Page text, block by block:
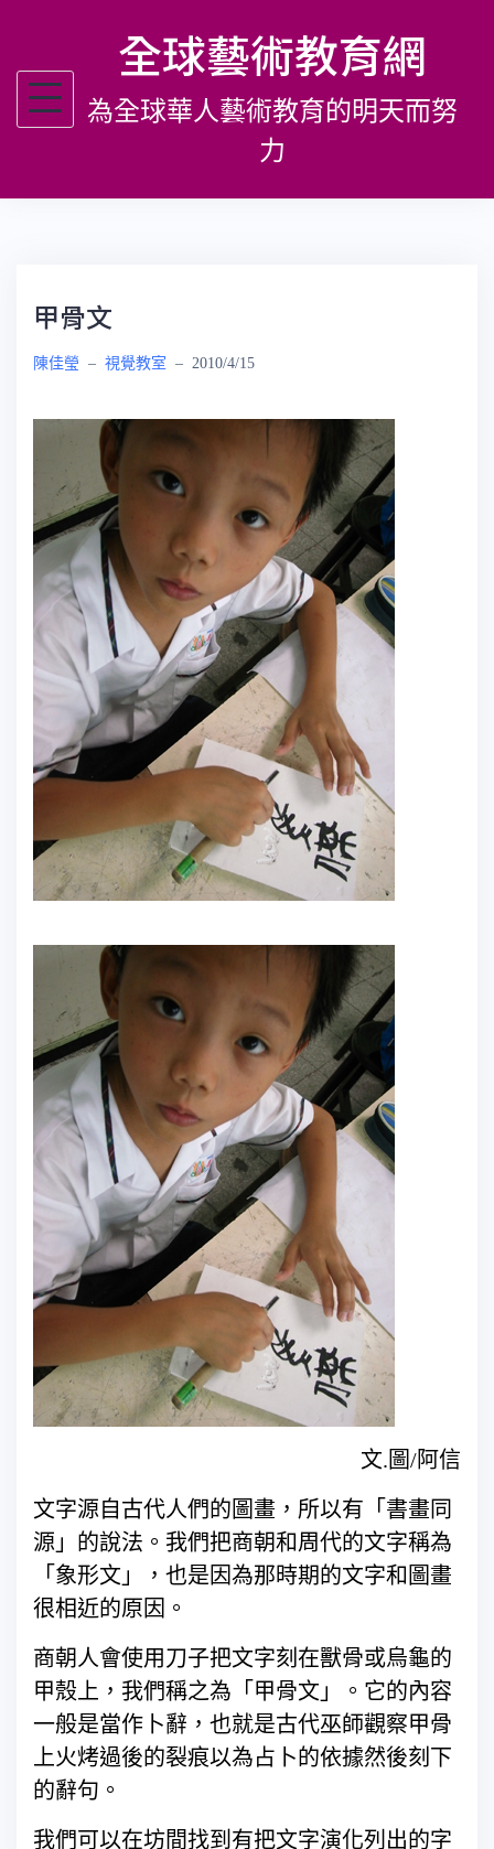
主
全球藝術教育網
為全球華人藝術教育的明天而努
力
甲骨文
陳佳瑩 – 視覺教室 – 2010/4/15
文.圖/阿信
文字源自古代人們的圖畫，所以有「書畫同
源」的說法。我們把商朝和周代的文字稱為
「象形文」，也是因為那時期的文字和圖畫
很相近的原因。
商朝人會使用刀子把文字刻在獸骨或烏龜的
甲殼上，我們稱之為「甲骨文」。它的內容
一般是當作卜辭，也就是古代巫師觀察甲骨
上火烤過後的裂痕以為占卜的依據然後刻下
的辭句。
我們可以在坊間找到有把文字演化列出的字